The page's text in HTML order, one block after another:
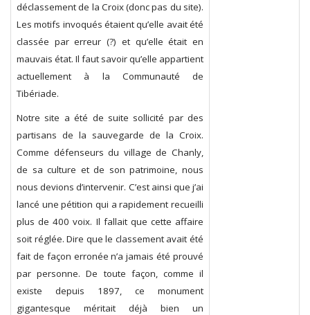
déclassement de la Croix (donc pas du site).
Les motifs invoqués étaient qu’elle avait été
classée par erreur (?) et qu’elle était en
mauvais état. Il faut savoir qu’elle appartient
actuellement à la Communauté de
Tibériade.
Notre site a été de suite sollicité par des
partisans de la sauvegarde de la Croix.
Comme défenseurs du village de Chanly,
de sa culture et de son patrimoine, nous
nous devions d’intervenir. C’est ainsi que j’ai
lancé une pétition qui a rapidement recueilli
plus de 400 voix. Il fallait que cette affaire
soit réglée. Dire que le classement avait été
fait de façon erronée n’a jamais été prouvé
par personne. De toute façon, comme il
existe depuis 1897, ce monument
gigantesque méritait déjà bien un